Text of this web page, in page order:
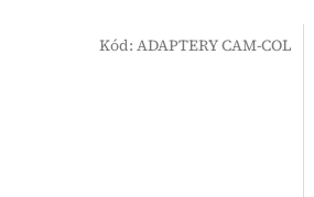
Kód: ADAPTERY CAM-COL